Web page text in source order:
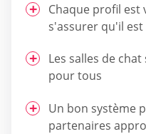
Chaque profil
s'assurer qu'il
Les salles de
pour tous
Un bon système
partenaires